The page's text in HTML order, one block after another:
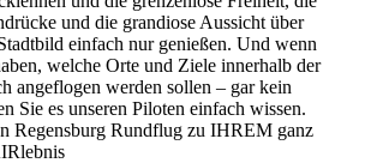
und die grandiose Aussicht über
einfach nur genießen. Und wenn
welche Orte und Ziele innerhalb der
angeflogen werden sollen – gar kein
Sie es unseren Piloten einfach wissen.
Regensburg Rundflug zu IHREM ganz